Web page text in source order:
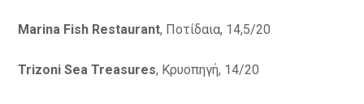
Marina Fish Restaurant, Ποτίδαια, 14,5/20
Trizoni Sea Treasures, Κρυοπηγή, 14/20